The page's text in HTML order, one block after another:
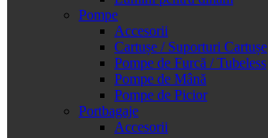
Pompe
Accesorii
Cartușe / Suporturi Cartușe
Pompe de Furcă / Tubeless
Pompe de Mână
Pompe de Picior
Portbagaje
Accesorii